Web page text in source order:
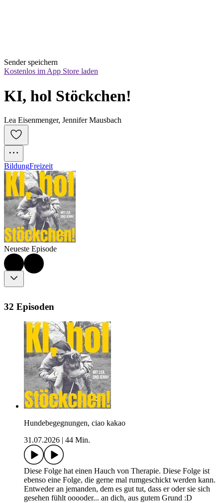
Sender speichern
Kostenlos im App Store laden
KI, hol Stöckchen!
Lea Eisenmenger, Jennifer Mausbach
BildungFreizeit
Neueste Episode
32 Episoden
Hundebegegnungen, ciao kakao
31.07.2026
44 Min.
Diese Folge hat einen Hauch von Therapie. Diese Folge ist
ebenso eine Folge, die gerne mal rumgeschickt werden kann.
Entweder an jemanden, dem es gut tut, dass er oder sie sich
gesehen fühlt ooooder... an dich, aus gutem Grund :D